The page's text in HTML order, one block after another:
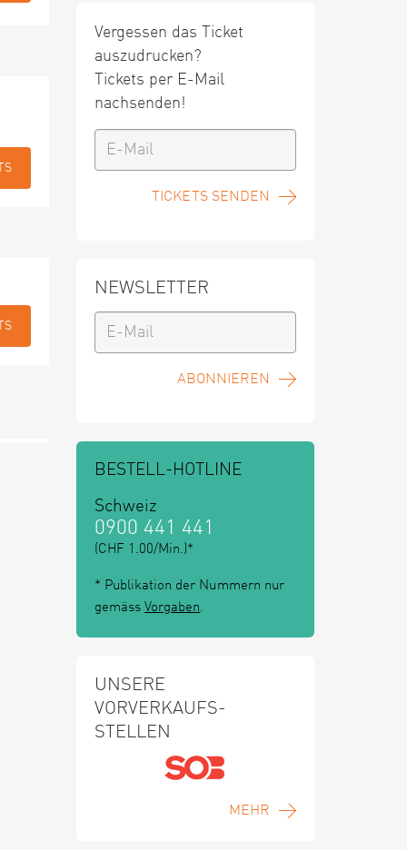
Vergessen das Ticket
auszudrucken?
Tickets per E-Mail
nachsenden!
TICKETS SENDEN
NEWSLETTER
ABONNIEREN
BESTELL-HOTLINE
Schweiz
0900 441 441
(CHF 1.00/Min.)*
* Publikation der Nummern nur
gemäss Vorgaben.
UNSERE
VORVERKAUFS-
STELLEN
MEHR